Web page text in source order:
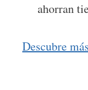
ahorran
Descubre